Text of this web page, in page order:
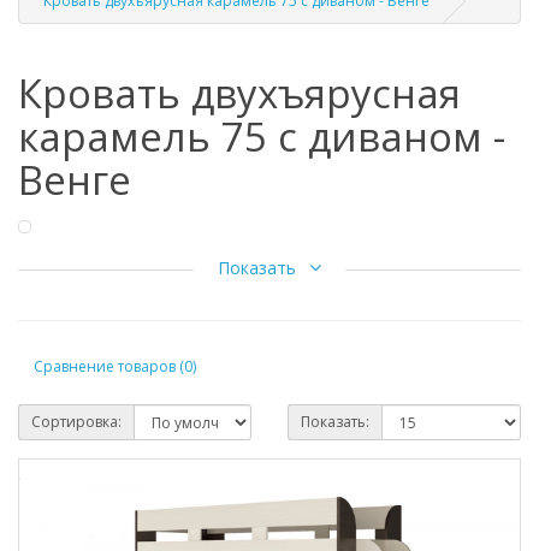
Кровать двухъярусная
карамель 75 с диваном -
Венге
Глубина 834 мм
Прекрасное решение для комнаты маленького ребенка или
подростка.
Спальное место дивана: в разложенном виде
1850х1200 мм.
Показать
Сравнение товаров (0)
Сортировка: Показать: